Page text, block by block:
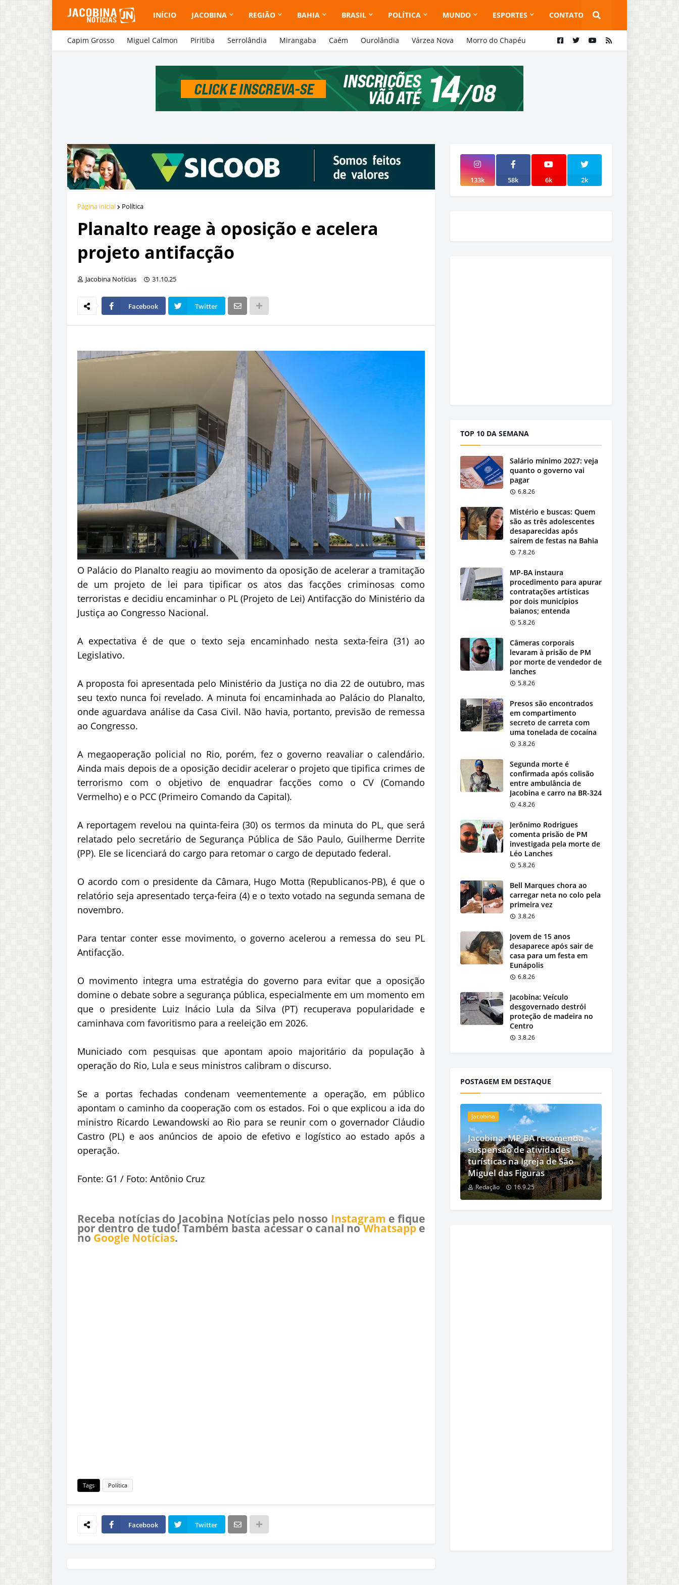
INÍCIO JACOBINA REGIÃO BAHIA BRASIL POLÍTICA MUNDO ESPORTES CONTATO
Capim Grosso Miguel Calmon Piritiba Serrolândia Mirangaba Caém Ourolândia Várzea Nova Morro do Chapéu
Página inicial Política
Planalto reage à oposição e acelera
projeto antifacção
Jacobina Notícias 31.10.25
Facebook Twitter
O Palácio do Planalto reagiu ao movimento da oposição de acelerar a tramitação
de um projeto de lei para tipificar os atos das facções criminosas como
terroristas e decidiu encaminhar o PL (Projeto de Lei) Antifacção do Ministério da
Justiça ao Congresso Nacional.
A expectativa é de que o texto seja encaminhado nesta sexta-feira (31) ao
Legislativo.
A proposta foi apresentada pelo Ministério da Justiça no dia 22 de outubro, mas
seu texto nunca foi revelado. A minuta foi encaminhada ao Palácio do Planalto,
onde aguardava análise da Casa Civil. Não havia, portanto, previsão de remessa
ao Congresso.
A megaoperação policial no Rio, porém, fez o governo reavaliar o calendário.
Ainda mais depois de a oposição decidir acelerar o projeto que tipifica crimes de
terrorismo com o objetivo de enquadrar facções como o CV (Comando
Vermelho) e o PCC (Primeiro Comando da Capital).
A reportagem revelou na quinta-feira (30) os termos da minuta do PL, que será
relatado pelo secretário de Segurança Pública de São Paulo, Guilherme Derrite
(PP). Ele se licenciará do cargo para retomar o cargo de deputado federal.
O acordo com o presidente da Câmara, Hugo Motta (Republicanos-PB), é que o
relatório seja apresentado terça-feira (4) e o texto votado na segunda semana de
novembro.
Para tentar conter esse movimento, o governo acelerou a remessa do seu PL
Antifacção.
O movimento integra uma estratégia do governo para evitar que a oposição
domine o debate sobre a segurança pública, especialmente em um momento em
que o presidente Luiz Inácio Lula da Silva (PT) recuperava popularidade e
caminhava com favoritismo para a reeleição em 2026.
Municiado com pesquisas que apontam apoio majoritário da população à
operação do Rio, Lula e seus ministros calibram o discurso.
Se a portas fechadas condenam veementemente a operação, em público
apontam o caminho da cooperação com os estados. Foi o que explicou a ida do
ministro Ricardo Lewandowski ao Rio para se reunir com o governador Cláudio
Castro (PL) e aos anúncios de apoio de efetivo e logístico ao estado após a
operação.
Fonte: G1 / Foto: Antônio Cruz
Receba notícias do Jacobina Notícias pelo nosso Instagram e fique
por dentro de tudo! Também basta acessar o canal noWhatsappe
no Google Notícias.
Tags Política
Facebook Twitter
133k 58k 6k 2k
TOP 10 DA SEMANA
Salário mínimo 2027: veja
quanto o governo vai
pagar
6.8.26
Mistério e buscas: Quem
são as três adolescentes
desaparecidas após
saírem de festas na Bahia
7.8.26
MP-BA instaura
procedimento para apurar
contratações artísticas
por dois municípios
baianos; entenda
5.8.26
Câmeras corporais
levaram à prisão de PM
por morte de vendedor de
lanches
5.8.26
Presos são encontrados
em compartimento
secreto de carreta com
uma tonelada de cocaína
3.8.26
Segunda morte é
confirmada após colisão
entre ambulância de
Jacobina e carro na BR-324
4.8.26
Jerônimo Rodrigues
comenta prisão de PM
investigada pela morte de
Léo Lanches
5.8.26
Bell Marques chora ao
carregar neta no colo pela
primeira vez
3.8.26
Jovem de 15 anos
desaparece após sair de
casa para um festa em
Eunápolis
6.8.26
Jacobina: Veículo
desgovernado destrói
proteção de madeira no
Centro
3.8.26
POSTAGEM EM DESTAQUE
Jacobina
Jacobina: MP-BA recomenda
suspensão de atividades
turísticas na Igreja de São
Miguel das Figuras
Redação 16.9.25